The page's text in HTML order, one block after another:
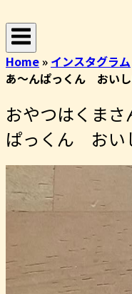
ン
テ
ン
ツ
ス
キ
ッ
プ
ー
ム
Home» インスタグラム
あ〜んぱっくん おい
おやつはくま
ぱっくん おい